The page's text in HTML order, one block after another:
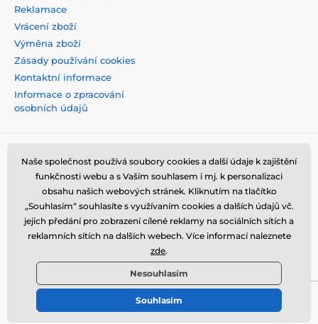
Reklamace
Vrácení zboží
Výměna zboží
Zásady používání cookies
Kontaktní informace
Informace o zpracování
osobních údajů
© 2026 tvrzenaskla.eu ⦁ E-shop vytvořila
Naše společnost používá soubory cookies a další údaje k zajištění
funkčnosti webu a s Vaším souhlasem i mj. k personalizaci
obsahu našich webových stránek. Kliknutím na tlačítko
„Souhlasím“ souhlasíte s využívaním cookies a dalších údajů vč.
jejich předání pro zobrazení cílené reklamy na sociálních sítích a
reklamních sítích na dalších webech. Více informací naleznete
zde.
Nesouhlasím
Souhlasím